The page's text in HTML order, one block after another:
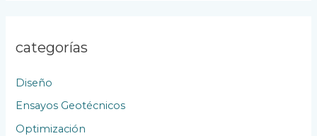
categorías
Diseño
Ensayos Geotécnicos
Optimización